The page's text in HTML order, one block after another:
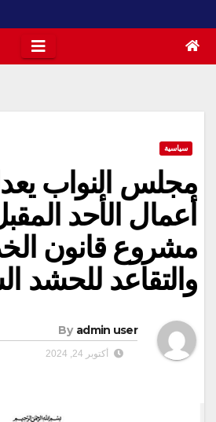
سياسية
مجلس النواب
أعمال الأحد
مشروع قانون
والتقاعد للحشد
By admin user
أكتوبر 24, 2024